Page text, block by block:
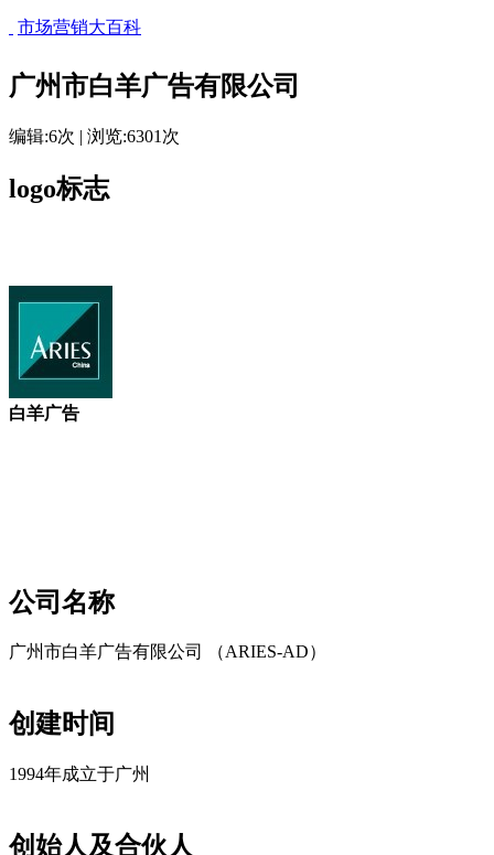
市场营销大百科
广州市白羊广告有限公司
编辑:6次 | 浏览:6301次
logo标志
白羊广告
公司名称
广州市白羊广告有限公司 （ARIES-AD）
创建时间
1994年成立于广州
创始人及合伙人